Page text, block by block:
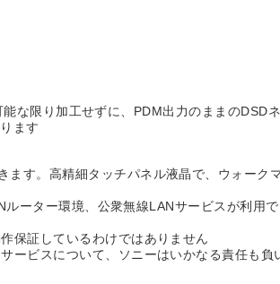
な限り加工せずに、PDM出力のままのDSD
ます
す。高精細タッチパネル液晶で、ウォー
ーター環境、公衆無線LANサービスが利用
保証しているわけではありません
ビスについて、ソニーはいかなる責任も